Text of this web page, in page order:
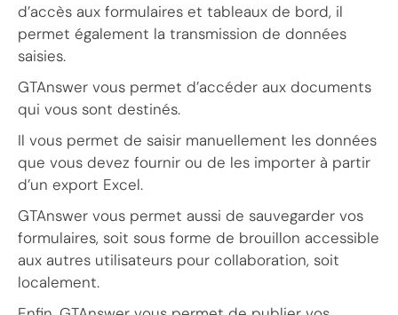
d’accès aux formulaires et tableaux de bord, il
permet également la transmission de données
saisies.
GTAnswer vous permet d’accéder aux documents
qui vous sont destinés.
Il vous permet de saisir manuellement les données
que vous devez fournir ou de les importer à partir
d’un export Excel.
GTAnswer vous permet aussi de sauvegarder vos
formulaires, soit sous forme de brouillon accessible
aux autres utilisateurs pour collaboration, soit
localement.